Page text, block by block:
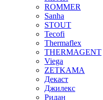
ROMMER
Sanha
STOUT
Tecofi
Thermaflex
THERMAGENT
Viega
ZETKAMA
Декаст
Джилекс
Ридан